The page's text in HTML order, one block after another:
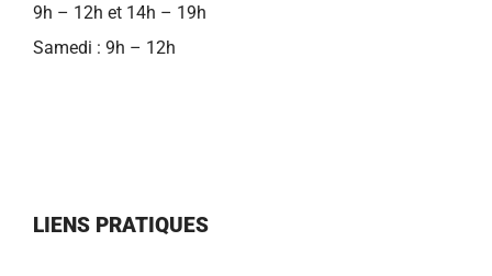
9h – 12h et 14h – 19h
Samedi : 9h – 12h
LIENS PRATIQUES